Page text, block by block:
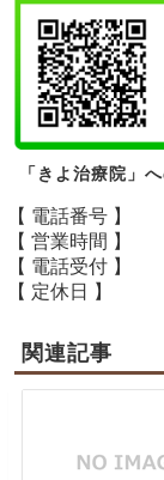
「きよ治療院」
【 電話番号 】
【 営業時間 】
【 電話受付 】
【 定休日 】
関連記事